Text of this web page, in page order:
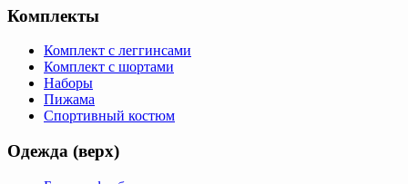
Комплекты
Комплект с леггинсами
Комплект с шортами
Наборы
Пижама
Спортивный костюм
Одежда (верх)